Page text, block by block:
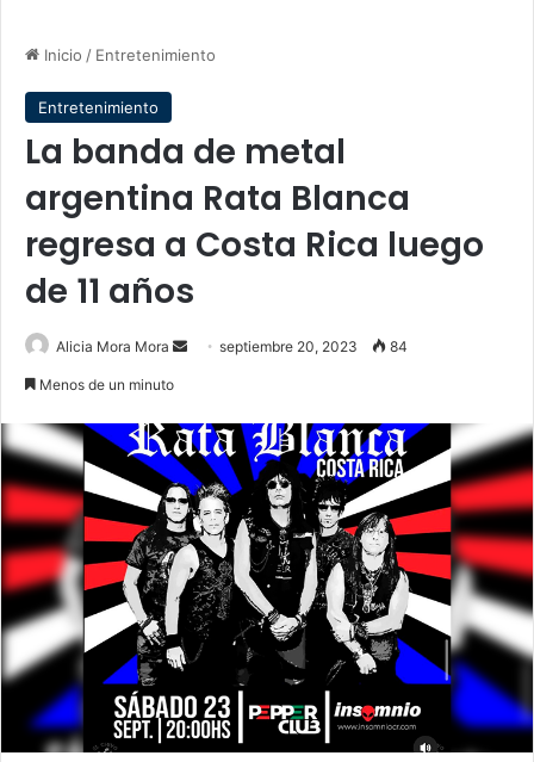
Inicio / Entretenimiento
Entretenimiento
La banda de metal
argentina Rata Blanca
regresa a Costa Rica luego
de 11 años
Alicia Mora Mora
Sendseptiembre 20, 2023 84
Menos de un minuto